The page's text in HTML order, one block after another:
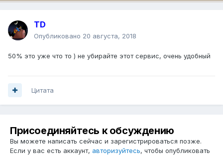
TD
Опубликовано 20 августа, 2018
50% это уже что то ) не убирайте этот сервис, очень удобный
Цитата
Присоединяйтесь к обсуждению
Вы можете написать сейчас и зарегистрироваться позже.
Если у вас есть аккаунт, авторизуйтесь, чтобы опубликовать